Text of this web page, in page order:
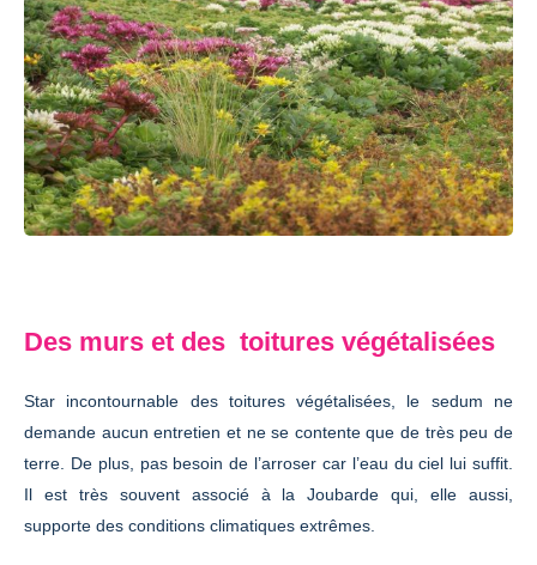
Des murs et des toitures végétalisées
Star incontournable des toitures végétalisées, le sedum ne
demande aucun entretien et ne se contente que de très peu de
terre. De plus, pas besoin de l’arroser car l’eau du ciel lui suffit.
Il est très souvent associé à la Joubarde qui, elle aussi,
supporte des conditions climatiques extrêmes.